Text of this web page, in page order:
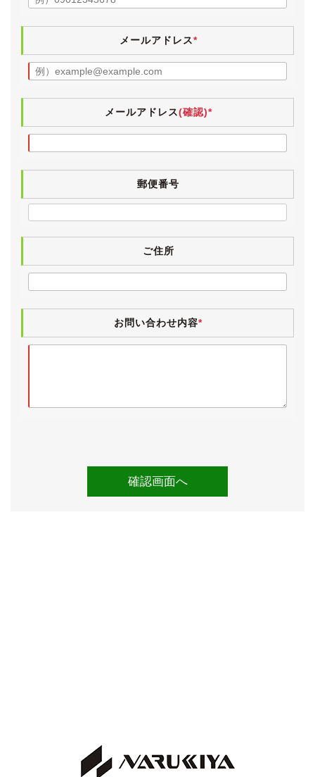
メールアドレス*
メールアドレス(確認)*
郵便番号
ご住所
お問い合わせ内容*